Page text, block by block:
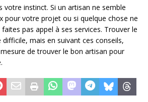
votre instinct. Si un artisan ne semble
pour votre projet ou si quelque chose ne
pas appel à ses services. Trouver le
mais en suivant ces conseils,
de trouver le bon artisan pour